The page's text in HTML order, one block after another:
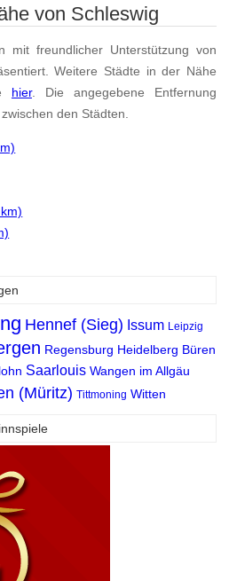
von Schleswig
mit freundlicher Unterstützung von
Weitere Städte in der Nähe
hier. Die angegebene Entfernung
den Städten.
Hennef (Sieg) Issum Leipzig
Regensburg Heidelberg Büren
Saarlouis Wangen im Allgäu
(Müritz) Tittmoning Witten